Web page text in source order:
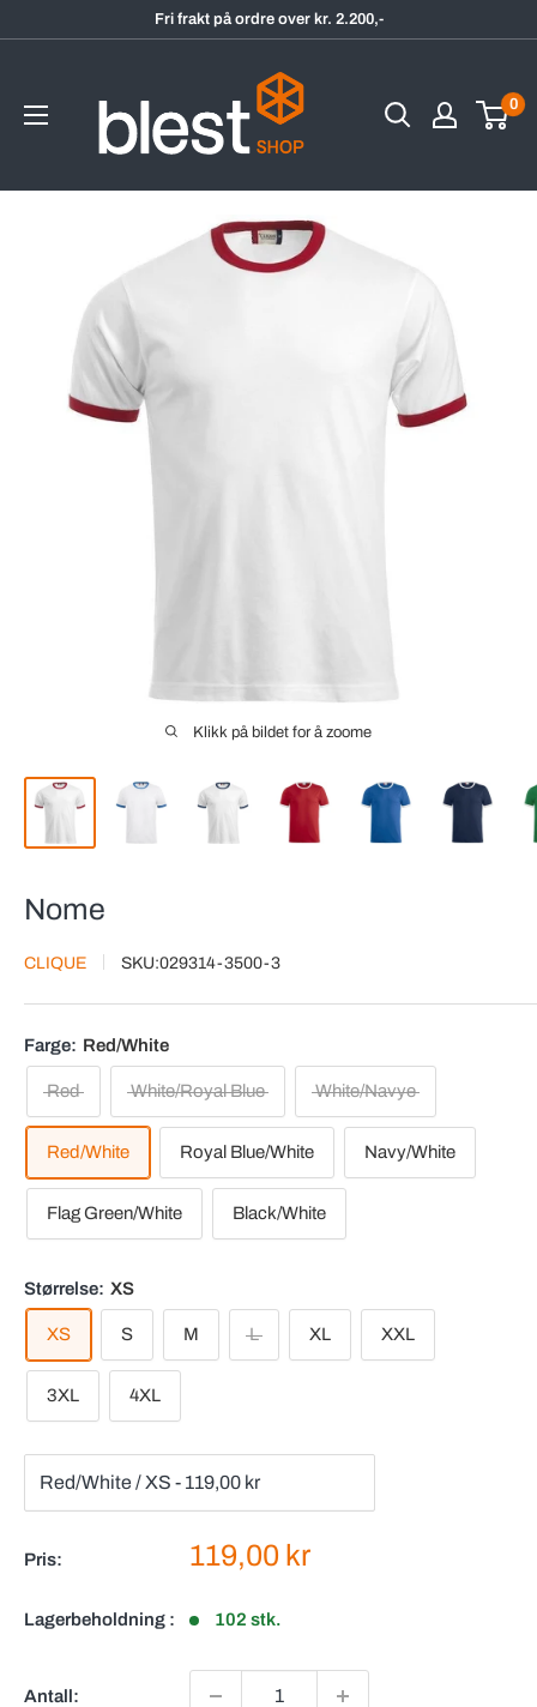
Fri frakt på ordre over kr. 2.200,-
0
Klikk på bildet for å zoome
Nome
CLIQUE SKU:029314-3500-3
Farge: Red/White
Red White/Royal Blue White/Navye
Red/White Royal Blue/White Navy/White
Flag Green/White Black/White
Størrelse: XS
XS S M L XL XXL
3XL 4XL
Pris: Salgspris
119,00 kr
Lagerbeholdning : 102 stk.
Antall: